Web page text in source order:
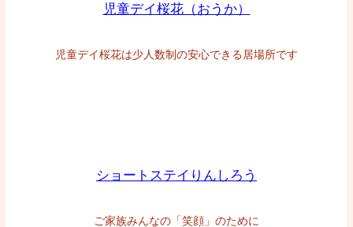
児童デイ桜花（おうか）
児童デイ桜花は少人数制の安心できる居場所です
ショートステイりんしろう
ご家族みんなの「笑顔」のために